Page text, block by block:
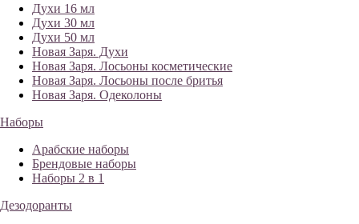
Духи 16 мл
Духи 30 мл
Духи 50 мл
Новая Заря. Духи
Новая Заря. Лосьоны косметические
Новая Заря. Лосьоны после бритья
Новая Заря. Одеколоны
Наборы
Арабские наборы
Брендовые наборы
Наборы 2 в 1
Дезодоранты